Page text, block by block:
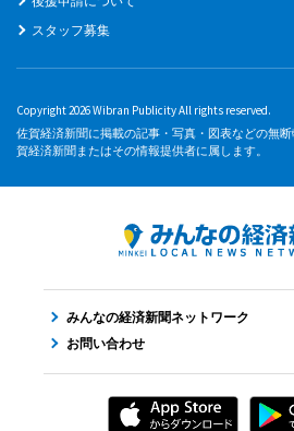
スタッフ募集
Copyright 2026 Wibran Publicity All rights reserved.
佐賀経済新聞に掲載の記事・写真・図表などの無
賀経済新聞またはその情報提供者に属します。
みんなの経済新聞ネットワーク
お問い合わせ